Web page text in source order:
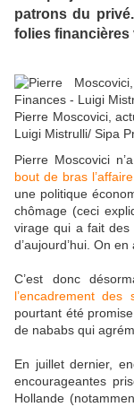
patrons du
folies
Pierre Moscovici,
Luigi Mistrulli/ Sipa
Pierre Moscovici
bout de bras
une politique
chômage (ceci
virage qui a fait des
d’aujourd’hui. On
C’est donc
l’encadrement des
pourtant été
de nababs qui
En juillet dernier,
encourageantes
Hollande